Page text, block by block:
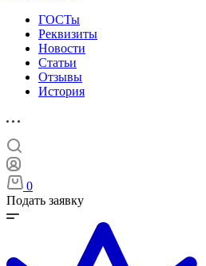
ГОСТы
Реквизиты
Новости
Статьи
Отзывы
История
0
Подать заявку